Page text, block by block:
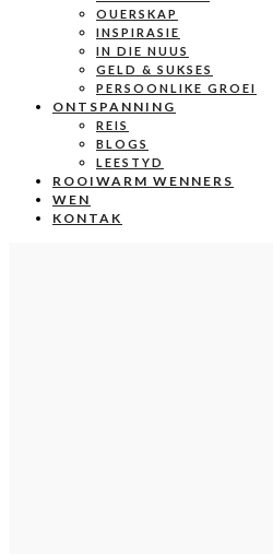
OUERSKAP
INSPIRASIE
IN DIE NUUS
GELD & SUKSES
PERSOONLIKE GROEI
ONTSPANNING
REIS
BLOGS
LEESTYD
ROOIWARM WENNERS
WEN
KONTAK